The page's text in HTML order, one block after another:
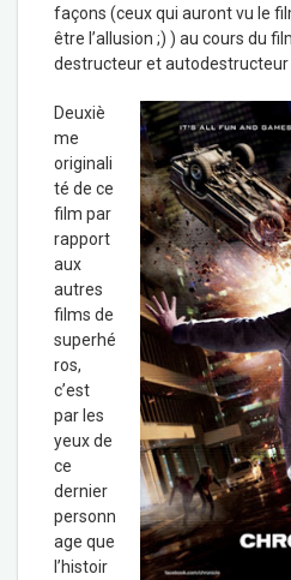
façons (ceux qui auront vu le
être l’allusion ;) ) au cours du
destructeur et
Deuxiè
me
originali
té de ce
film par
rapport
aux
autres
films de
superhé
ros,
c’est
par les
yeux de
ce
dernier
personn
age que
l’histoir